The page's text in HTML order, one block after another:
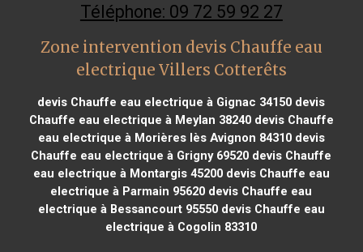
Téléphone: 09 72 59 92 27
Zone intervention devis Chauffe eau
electrique Villers Cotterêts
devis Chauffe eau electrique à Gignac 34150 devis
Chauffe eau electrique à Meylan 38240devis Chauffe
eau electrique à Morières lès Avignon 84310devis
Chauffe eau electrique à Grigny 69520 devis Chauffe
eau electrique à Montargis 45200devis Chauffe eau
electrique à Parmain 95620 devis Chauffe eau
electrique à Bessancourt 95550devis Chauffe eau
electrique à Cogolin 83310